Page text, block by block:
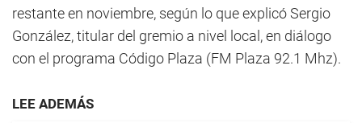
restante en noviembre, según lo que explicó Sergio
González, titular del gremio a nivel local, en diálogo
con el programa Código Plaza (FM Plaza 92.1 Mhz).
LEE ADEMÁS